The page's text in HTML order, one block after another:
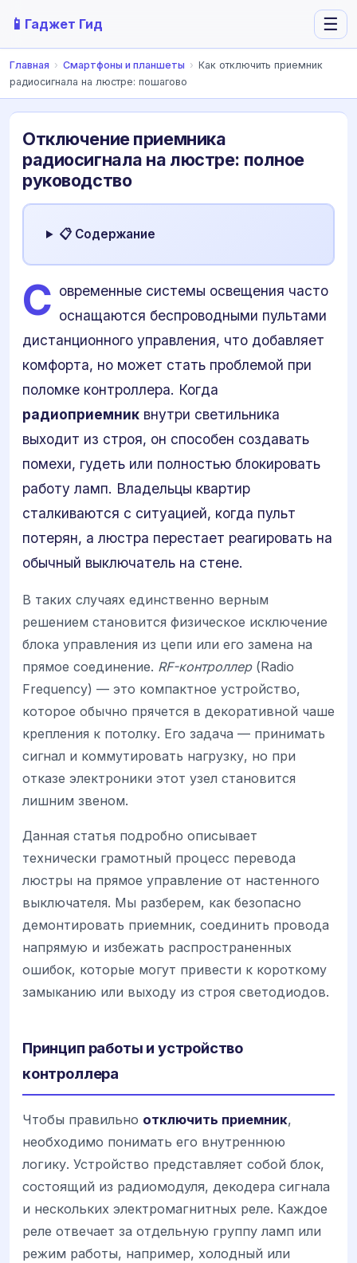
📱 Гаджет Гид ☰
Главная › Смартфоны и планшеты › Как отключить приемник
радиосигнала на люстре: пошагово
Отключение приемника
радиосигнала на люстре: полное
руководство
📋 Содержание
С овременные системы освещения часто
оснащаются беспроводными пультами
дистанционного управления, что добавляет
комфорта, но может стать проблемой при
поломке контроллера. Когда
радиоприемник внутри светильника
выходит из строя, он способен создавать
помехи, гудеть или полностью блокировать
работу ламп. Владельцы квартир
сталкиваются с ситуацией, когда пульт
потерян, а люстра перестает реагировать на
обычный выключатель на стене.
В таких случаях единственно верным
решением становится физическое исключение
блока управления из цепи или его замена на
прямое соединение. RF-контроллер(Radio
Frequency) — это компактное устройство,
которое обычно прячется в декоративной чаше
крепления к потолку. Его задача — принимать
сигнал и коммутировать нагрузку, но при
отказе электроники этот узел становится
лишним звеном.
Данная статья подробно описывает
технически грамотный процесс перевода
люстры на прямое управление от настенного
выключателя. Мы разберем, как безопасно
демонтировать приемник, соединить провода
напрямую и избежать распространенных
ошибок, которые могут привести к короткому
замыканию или выходу из строя светодиодов.
Принцип работы и устройство
контроллера
Чтобы правильно отключить приемник,
необходимо понимать его внутреннюю
логику. Устройство представляет собой блок,
состоящий из радиомодуля, декодера сигнала
и нескольких электромагнитных реле. Каждое
реле отвечает за отдельную группу ламп или
режим работы, например, холодный или